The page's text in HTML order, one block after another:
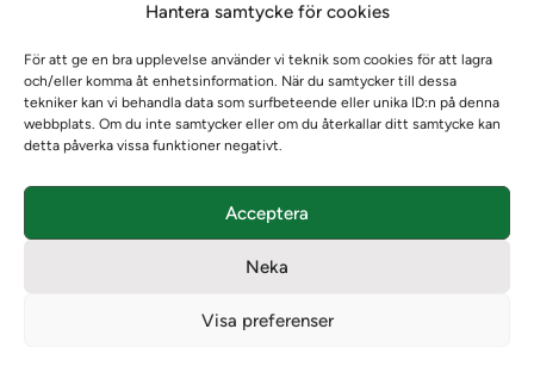
Hantera samtycke för cookies
För att ge en bra upplevelse använder vi teknik som cookies för att lagra
och/eller komma åt enhetsinformation. När du samtycker till dessa
tekniker kan vi behandla data som surfbeteende eller unika ID:n på denna
webbplats. Om du inte samtycker eller om du återkallar ditt samtycke kan
detta påverka vissa funktioner negativt.
Acceptera
Neka
Visa preferenser
Driftmeddelanden
NUAK
Emrex
Bak- och framgrund